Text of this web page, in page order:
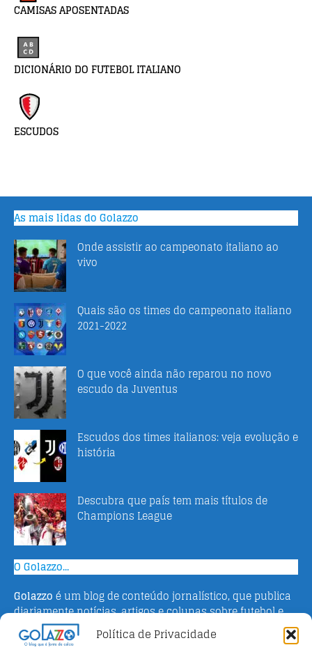
Política de Privacidade
CAMISAS APOSENTADAS
DICIONÁRIO DO FUTEBOL ITALIANO
ESCUDOS
As mais lidas do Golazzo
Onde assistir ao campeonato italiano ao
vivo
Quais são os times do campeonato italiano
2021-2022
O que você ainda não reparou no novo
escudo da Juventus
Escudos dos times italianos: veja evolução e
história
Descubra que país tem mais títulos de
Champions League
O Golazzo...
Golazzo é um blog de conteúdo jornalístico, que publica
diariamente notícias, artigos e colunas sobre futebol e
campeonato italiano. Fundado em 2016 pelo jornalista
Adriano Bertin, o site tem como objetivo informar o